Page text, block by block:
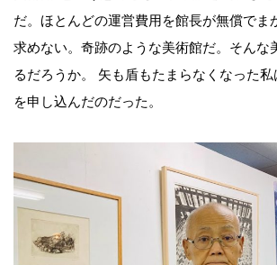
だ。ほとんどの運営費用を館長が無償でま
求めない。奇跡のような美術館だ。そんな
るだろうか。 矢も盾もたまらなくなった
を申し込んだのだった。